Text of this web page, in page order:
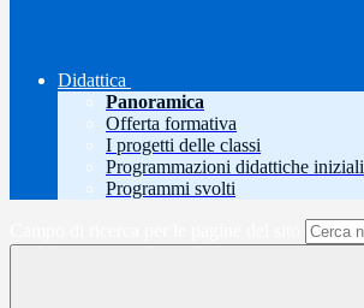
Didattica
Panoramica
Offerta formativa
I progetti delle classi
Programmazioni didattiche iniziali
Programmi svolti